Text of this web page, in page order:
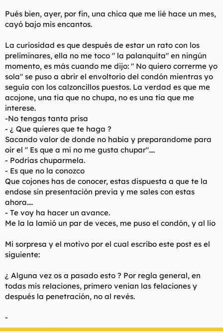
a
Pués bien, ayer, por fin, una chica que me lié hace un mes,
cayó bajo mis encantos.
La curiosidad es que después de estar un rato con los
preliminares, ella no me toco " la palanquita" en ningún
momento, es más cuando me dijo: " No quiero correrme yo
sola" se puso a abrir el envoltorio del condón mientras yo
seguía con los calzoncillos puestos. La verdad es que me
acojone, una tia que no chupa, no es una tia que me
interese.
-No tengas tanta prisa
- ¿ Que quieres que te haga ?
Sacando valor de donde no había y preparandome para
oir el " Es que a mí no me gusta chupar"....
- Podrías chuparmela.
- Es que no la conozco
Que cojones has de conocer, estas dispuesta a que te la
endose sin presentación previa y me sales con estas
ahora....
- Te voy ha hacer un avance.
Me la la lamió un par de veces, me puso el condón, y al lio
Mi sorpresa y el motivo por el cual escribo este post es el
siguiente:
¿ Alguna vez os a pasado esto ? Por regla general, en
todas mis relaciones, primero venian las felaciones y
después la penetración, no al revés.
-